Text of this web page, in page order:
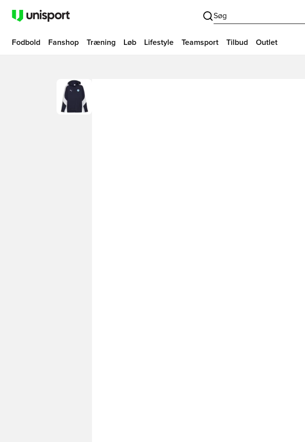
Søg
Fodbold Fanshop Træning Løb Lifestyle Teamsport Tilbud Outlet